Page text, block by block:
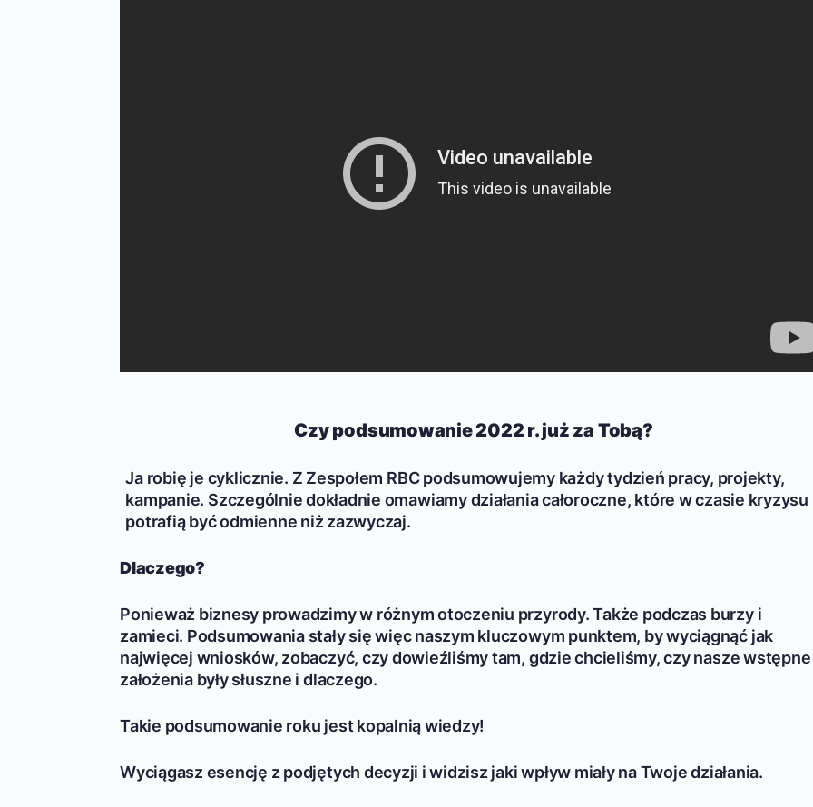
Czy podsumowanie 2022 r. już za Tobą?
Ja robię je cyklicznie. Z Zespołem RBC podsumowujemy każdy tydzień pracy, projekty,
kampanie. Szczególnie dokładnie omawiamy działania całoroczne, które w czasie kryzysu
potrafią być odmienne niż zazwyczaj.
Dlaczego?
Ponieważ biznesy prowadzimy w różnym otoczeniu przyrody. Także podczas burzy i
zamieci. Podsumowania stały się więc naszym kluczowym punktem, by wyciągnąć jak
najwięcej wniosków, zobaczyć, czy dowieźliśmy tam, gdzie chcieliśmy, czy nasze wstępne
założenia były słuszne i dlaczego.
Takie podsumowanie roku jest kopalnią wiedzy!
Wyciągasz esencję z podjętych decyzji i widzisz jaki wpływ miały na Twoje działania.